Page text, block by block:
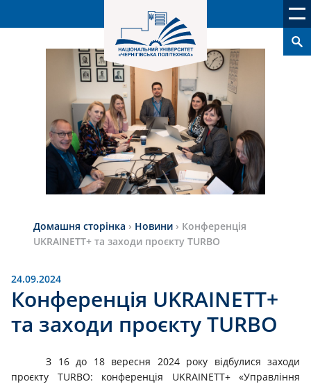
Домашня сторінка › Новини › Конференція
UKRAINETT+ та заходи проєкту TURBO
24.09.2024
Конференція UKRAINETT+
та заходи проєкту TURBO
З 16 до 18 вересня 2024 року відбулися заходи
проєкту TURBO: конференція UKRAINETT+ «Управління